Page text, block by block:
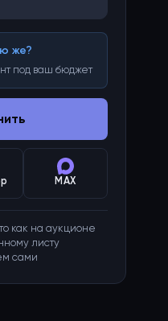
же?
под ваш бюджет
MAX
как на аукционе
листу
сами